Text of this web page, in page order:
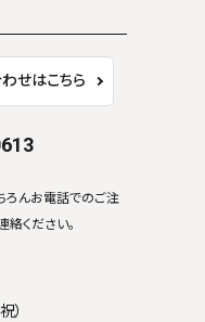
せはこちら
ろんお電話でのご注
ください。
）